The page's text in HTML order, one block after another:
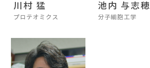
川村 猛
プロテオミクス
池内 与志穂
分子細胞工学